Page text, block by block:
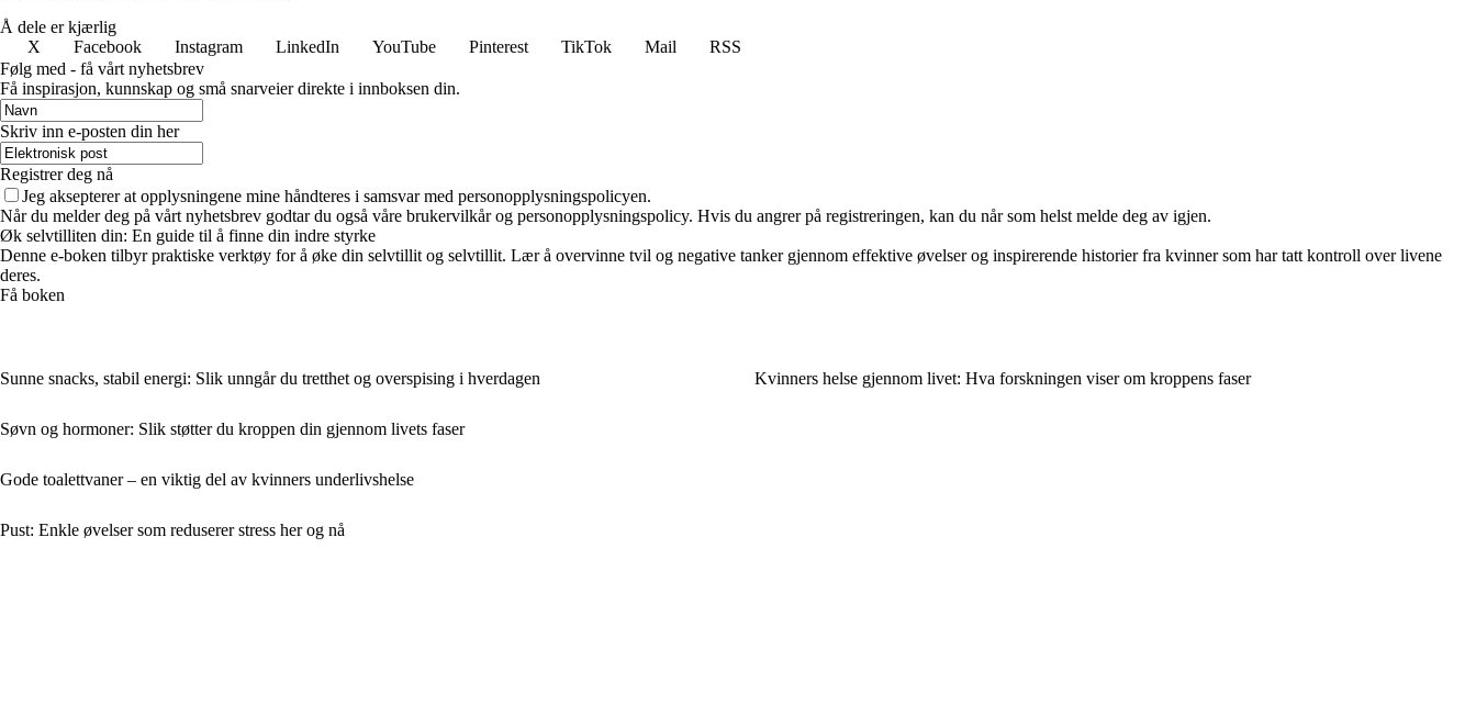
Å dele er kjærlig
X
Facebook Instagram LinkedIn YouTube Pinterest TikTok Mail
RSS
Følg med - få vårt nyhetsbrev
Få inspirasjon, kunnskap og små snarveier direkte i innboksen din.
Skriv inn e-posten din her
Registrer deg nå
Jeg aksepterer at opplysningene mine håndteres i samsvar med personopplysningspolicyen.
Når du melder deg på vårt nyhetsbrev godtar du også våre brukervilkår og personopplysningspolicy. Hvis du angrer på registreringen, kan du når som helst melde deg av igjen.
Øk selvtilliten din: En guide til å finne din indre styrke
Denne e-boken tilbyr praktiske verktøy for å øke din selvtillit og selvtillit. Lær å overvinne tvil og negative tanker gjennom effektive øvelser og inspirerende historier fra kvinner som har tatt kontroll over livene
deres.
Få boken
Sunne snacks, stabil energi: Slik unngår du tretthet og overspising i hverdagen
Søvn og hormoner: Slik støtter du kroppen din gjennom livets faser
Gode toalettvaner – en viktig del av kvinners underlivshelse
Pust: Enkle øvelser som reduserer stress her og nå
Kvinners helse gjennom livet: Hva forskningen viser om kroppens faser